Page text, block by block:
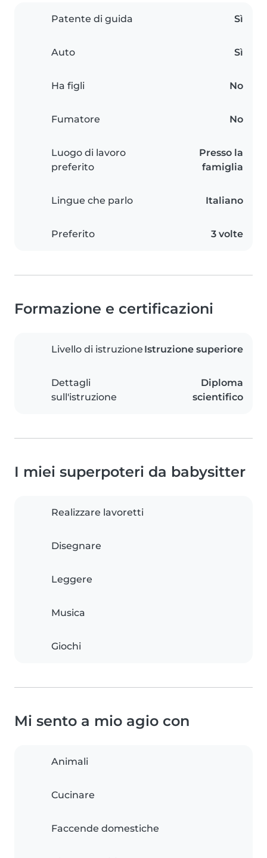
Patente di guida Sì
Auto Sì
Ha figli No
Fumatore No
Luogo di lavoro
preferito
Presso la
famiglia
Lingue che parlo Italiano
Preferito 3 volte
Formazione e certificazioni
Livello di istruzione Istruzione superiore
Dettagli
sull'istruzione
Diploma
scientifico
I miei superpoteri da babysitter
Realizzare lavoretti
Disegnare
Leggere
Musica
Giochi
Mi sento a mio agio con
Animali
Cucinare
Faccende domestiche